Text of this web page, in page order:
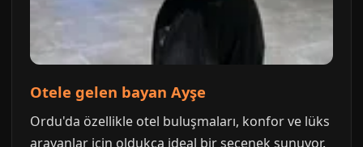
Otele gelen bayan Ayşe
Ordu'da özellikle otel buluşmaları, konfor ve lüks
arayanlar için oldukça ideal bir seçenek sunuyor.